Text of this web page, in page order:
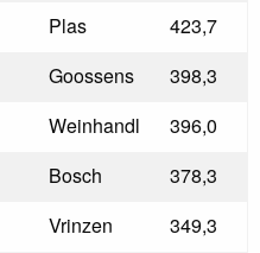
Plas
423,7
Goossens
398,3
Weinhandl
396,0
Bosch
378,3
Vrinzen
349,3